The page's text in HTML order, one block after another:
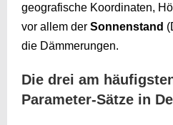
geografische Koordinaten,
vor allem der Sonnenstand
die Dämmerungen.
Die drei am
Parameter-Sätze in